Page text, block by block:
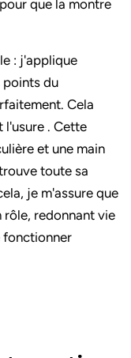
que la montre
: j'applique
points du
Cela
l'usure . Cette
et une main
toute sa
je m'assure que
redonnant vie
fonctionner